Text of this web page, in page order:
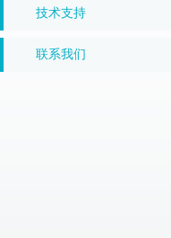
技术支持
联系我们